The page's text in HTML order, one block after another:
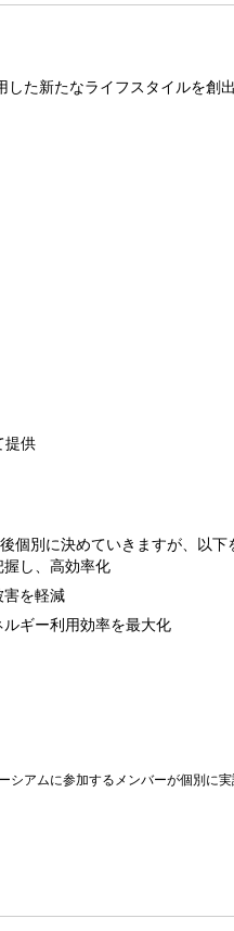
した新たなライフスタイルを創
提供
個別に決めていきますが、以下
し、高効率化
を軽減
ギー利用効率を最大化
アムに参加するメンバーが個別に